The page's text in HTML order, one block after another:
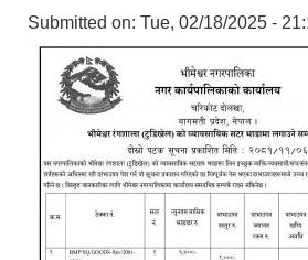
Submitted on: Tue, 02/18/2025 -